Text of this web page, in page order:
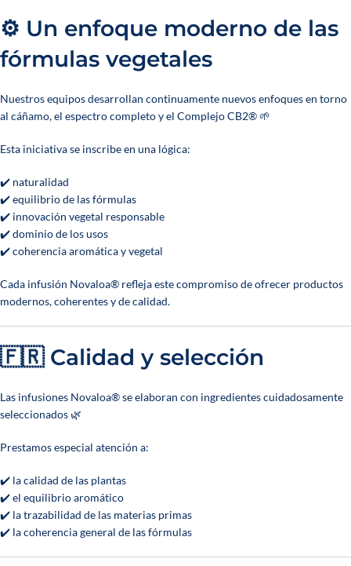
⚙️ Un enfoque moderno de las
fórmulas vegetales
Nuestros equipos desarrollan continuamente nuevos enfoques en torno
al cáñamo, el espectro completo y el Complejo CB2® 🌱
Esta iniciativa se inscribe en una lógica:
✔️ naturalidad
✔️ equilibrio de las fórmulas
✔️ innovación vegetal responsable
✔️ dominio de los usos
✔️ coherencia aromática y vegetal
Cada infusión Novaloa® refleja este compromiso de ofrecer productos
modernos, coherentes y de calidad.
🇫🇷 Calidad y selección
Las infusiones Novaloa® se elaboran con ingredientes cuidadosamente
seleccionados 🌿
Prestamos especial atención a:
✔️ la calidad de las plantas
✔️ el equilibrio aromático
✔️ la trazabilidad de las materias primas
✔️ la coherencia general de las fórmulas